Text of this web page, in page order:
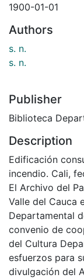
1900-01-01
Authors
s. n.
s. n.
Publisher
Biblioteca
Description
Edificación
incendio. Cali,
El Archivo del
Valle del Cauca
Departamental
convenio de
del Cultura
esfuerzos para
divulgación del